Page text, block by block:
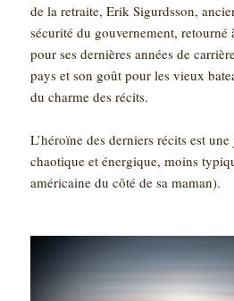
de la retraite, Erik Sigurdsson,
sécurité du gouvernement,
pour ses dernières années de
pays et son goût pour les vieux
du charme des récits.
L’héroïne des derniers récits est
chaotique et énergique, moins
américaine du côté de sa maman).